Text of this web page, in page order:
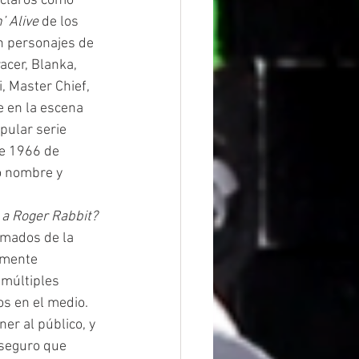
Alive de los
personajes de
Blanka,
Master Chief,
en la escena
serie
1966 de
nombre y
Roger Rabbit?
de la
múltiples
en el medio.
al público, y
que